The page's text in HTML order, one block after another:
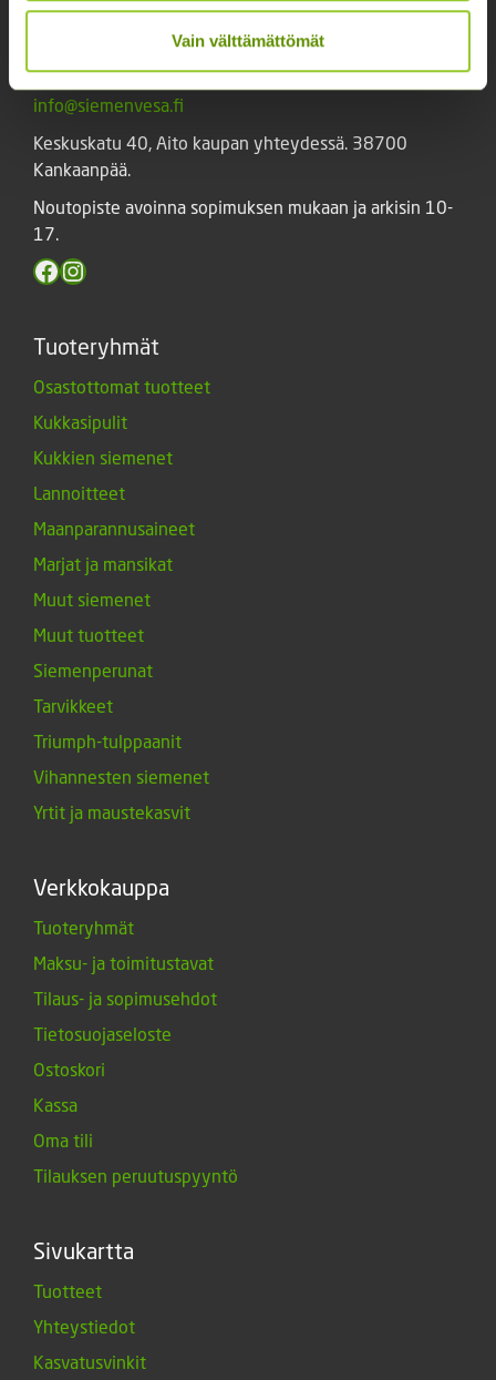
Vain välttämättömät
02 631 9700
info@siemenvesa.fi
Keskuskatu 40, Aito kaupan yhteydessä. 38700
Kankaanpää.
Noutopiste avoinna sopimuksen mukaan ja arkisin 10-
17.
Facebook
Instagram
Tuoteryhmät
Osastottomat tuotteet
Kukkasipulit
Kukkien siemenet
Lannoitteet
Maanparannusaineet
Marjat ja mansikat
Muut siemenet
Muut tuotteet
Siemenperunat
Tarvikkeet
Triumph-tulppaanit
Vihannesten siemenet
Yrtit ja maustekasvit
Verkkokauppa
Tuoteryhmät
Maksu- ja toimitustavat
Tilaus- ja sopimusehdot
Tietosuojaseloste
Ostoskori
Kassa
Oma tili
Tilauksen peruutuspyyntö
Sivukartta
Tuotteet
Yhteystiedot
Kasvatusvinkit